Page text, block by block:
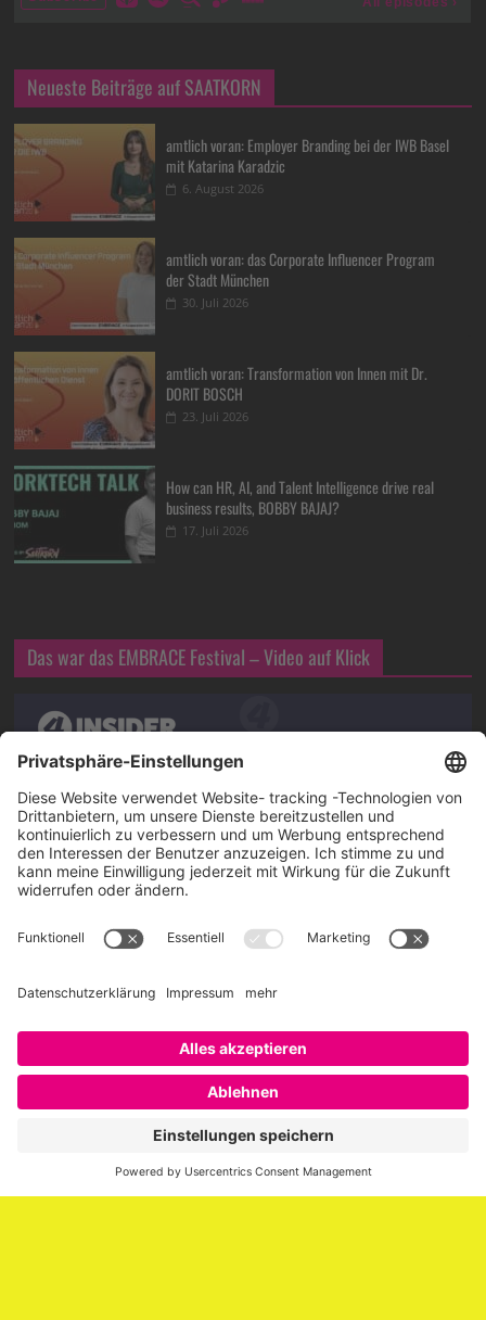
Neueste Beiträge auf SAATKORN
amtlich voran: Employer Branding bei der IWB Basel
mit Katarina Karadzic
6. August 2026
amtlich voran: das Corporate Influencer Program
der Stadt München
30. Juli 2026
amtlich voran: Transformation von Innen mit Dr.
DORIT BOSCH
23. Juli 2026
How can HR, AI, and Talent Intelligence drive real
business results, BOBBY BAJAJ?
17. Juli 2026
Das war das EMBRACE Festival – Video auf Klick
Über SAATKORN
SAATKORN ist der Blog von Gero Hesse. Seit 2009 schreibt
er über die Themen Employer Branding,